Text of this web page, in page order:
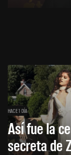
HACE 1 DÍA
Así fue la
secreta de